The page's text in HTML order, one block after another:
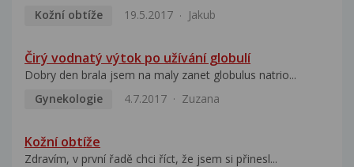
Kožní obtíže
19.5.2017 Jakub
Čirý vodnatý výtok po užívání globulí
Dobry den brala jsem na maly zanet globulus natrio...
Gynekologie
4.7.2017 Zuzana
Kožní obtíže
Zdravím, v první řadě chci říct, že jsem si přinesl...